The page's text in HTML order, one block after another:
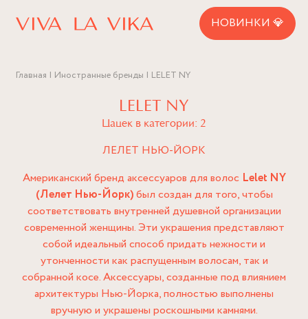
НОВИНКИ 💎
Главная Иностранные бренды LELET NY
LELET NY
Цацек в категории: 2
ЛЕЛЕТ НЬЮ-ЙОРК
Американский бренд аксессуаров для волос Lelet NY
(Лелет Нью-Йорк)был создан для того, чтобы
соответствовать внутренней душевной организации
современной женщины. Эти украшения представляют
собой идеальный способ придать нежности и
утонченности как распущенным волосам, так и
собранной косе. Аксессуары, созданные под влиянием
архитектуры Нью-Йорка, полностью выполнены
вручную и украшены роскошными камнями.